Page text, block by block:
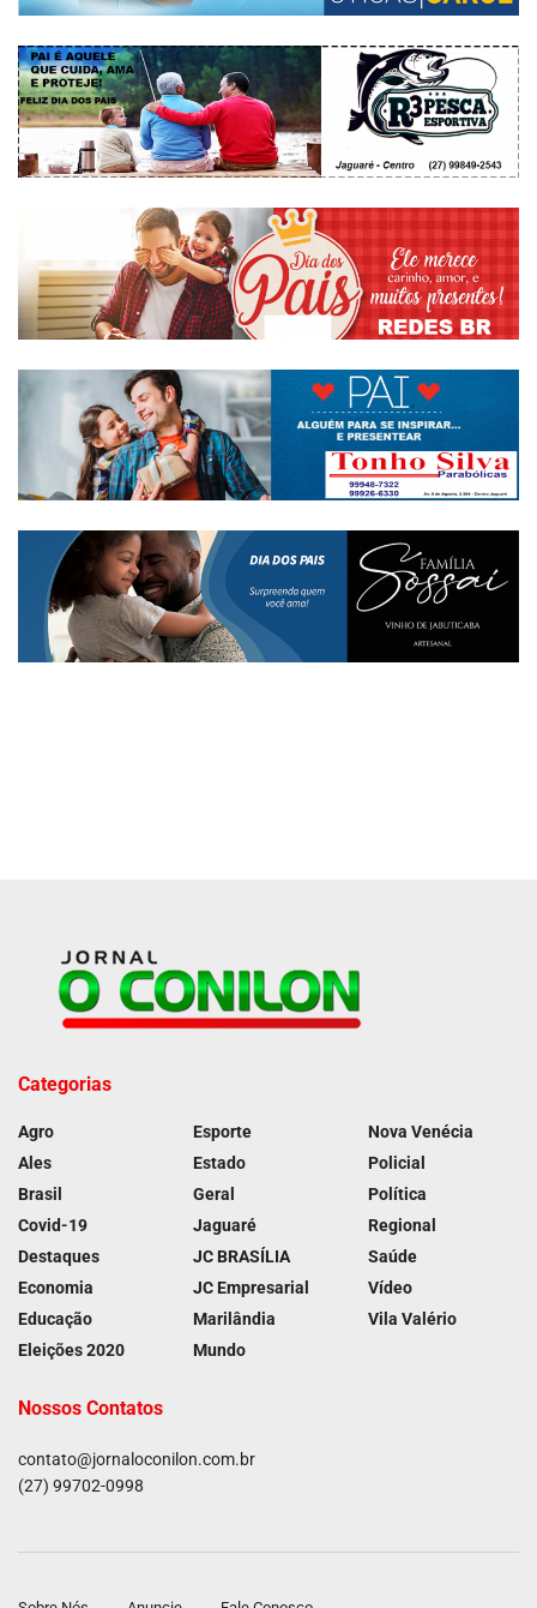
Categorias
Agro
Ales
Brasil
Covid-19
Destaques
Economia
Educação
Eleições 2020
Esporte
Estado
Geral
Jaguaré
JC BRASÍLIA
JC Empresarial
Marilândia
Mundo
Nova Venécia
Policial
Política
Regional
Saúde
Vídeo
Vila Valério
Nossos Contatos
contato@jornaloconilon.com.br
(27) 99702-0998